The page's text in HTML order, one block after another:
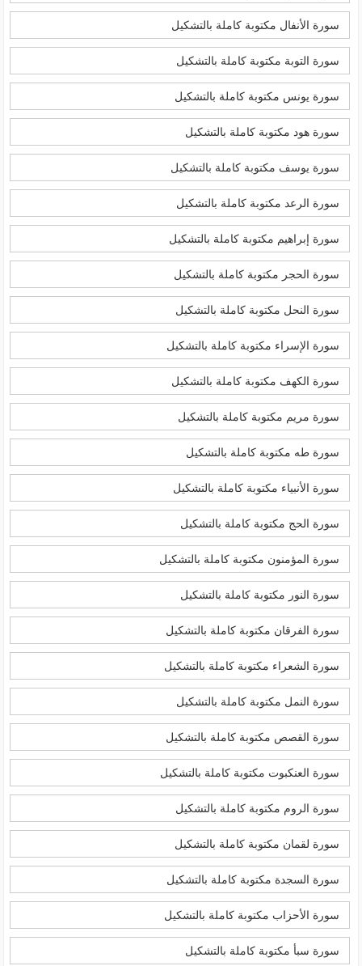
سورة الأنفال مكتوبة كاملة بالتشكيل
سورة التوبة مكتوبة كاملة بالتشكيل
سورة يونس مكتوبة كاملة بالتشكيل
سورة هود مكتوبة كاملة بالتشكيل
سورة يوسف مكتوبة كاملة بالتشكيل
سورة الرعد مكتوبة كاملة بالتشكيل
سورة إبراهيم مكتوبة كاملة بالتشكيل
سورة الحجر مكتوبة كاملة بالتشكيل
سورة النحل مكتوبة كاملة بالتشكيل
سورة الإسراء مكتوبة كاملة بالتشكيل
سورة الكهف مكتوبة كاملة بالتشكيل
سورة مريم مكتوبة كاملة بالتشكيل
سورة طه مكتوبة كاملة بالتشكيل
سورة الأنبياء مكتوبة كاملة بالتشكيل
سورة الحج مكتوبة كاملة بالتشكيل
سورة المؤمنون مكتوبة كاملة بالتشكيل
سورة النور مكتوبة كاملة بالتشكيل
سورة الفرقان مكتوبة كاملة بالتشكيل
سورة الشعراء مكتوبة كاملة بالتشكيل
سورة النمل مكتوبة كاملة بالتشكيل
سورة القصص مكتوبة كاملة بالتشكيل
سورة العنكبوت مكتوبة كاملة بالتشكيل
سورة الروم مكتوبة كاملة بالتشكيل
سورة لقمان مكتوبة كاملة بالتشكيل
سورة السجدة مكتوبة كاملة بالتشكيل
سورة الأحزاب مكتوبة كاملة بالتشكيل
سورة سبأ مكتوبة كاملة بالتشكيل